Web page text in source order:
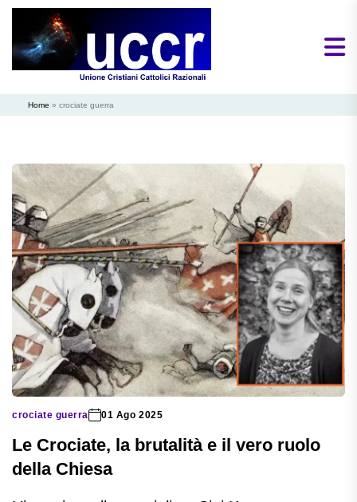
Home » crociate guerra
crociate guerra 01 Ago 2025
Le Crociate, la brutalità e il vero ruolo
della Chiesa